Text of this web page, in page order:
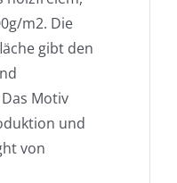
m2. Die
gibt den
Motiv
und
von